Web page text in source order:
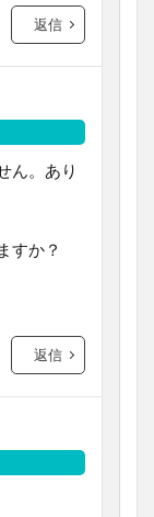
返信
ん。あり
すか？
返信